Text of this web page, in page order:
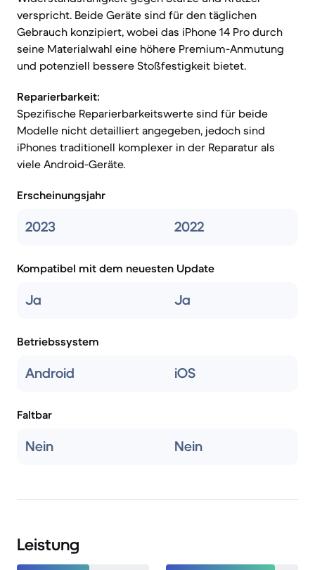
verspricht. Beide Geräte sind für den täglichen
Gebrauch konzipiert, wobei das iPhone 14 Pro durch
seine Materialwahl eine höhere Premium-Anmutung
und potenziell bessere Stoßfestigkeit bietet.
Reparierbarkeit:
Spezifische Reparierbarkeitswerte sind für beide
Modelle nicht detailliert angegeben, jedoch sind
iPhones traditionell komplexer in der Reparatur als
viele Android-Geräte.
Erscheinungsjahr
2023 2022
Kompatibel mit dem neuesten Update
Ja Ja
Betriebssystem
Android iOS
Faltbar
Nein Nein
Leistung